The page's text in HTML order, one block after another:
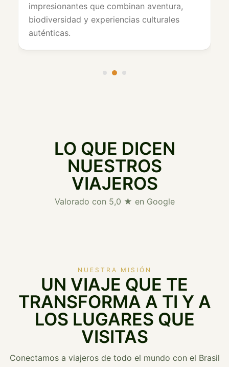
cultura, música contagiosa y celebraciones
inolvidables en destinos emblemáticos y
animadísimas fiestas callejeras.
LO QUE DICEN
NUESTROS
VIAJEROS
Valorado con 5,0 ★ en Google
NUESTRA MISIÓN
UN VIAJE QUE TE
TRANSFORMA A TI Y A
LOS LUGARES QUE
VISITAS
Conectamos a viajeros de todo el mundo con el Brasil